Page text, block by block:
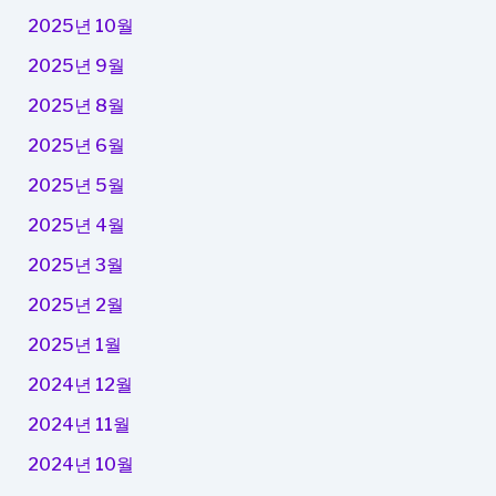
2025년 10월
2025년 9월
2025년 8월
2025년 6월
2025년 5월
2025년 4월
2025년 3월
2025년 2월
2025년 1월
2024년 12월
2024년 11월
2024년 10월